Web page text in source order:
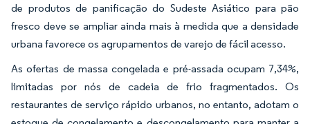
de produtos de panificação do Sudeste Asiático para pão
fresco deve se ampliar ainda mais à medida que a densidade
urbana favorece os agrupamentos de varejo de fácil acesso.
As ofertas de massa congelada e pré-assada ocupam 7,34%,
limitadas por nós de cadeia de frio fragmentados. Os
restaurantes de serviço rápido urbanos, no entanto, adotam o